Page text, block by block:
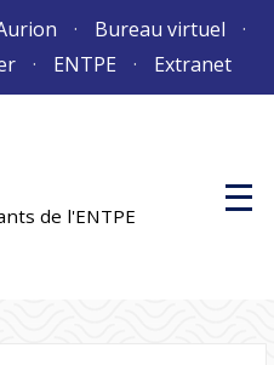
Bureau virtuel
ENTPE Extranet
de l'ENTPE
M
e